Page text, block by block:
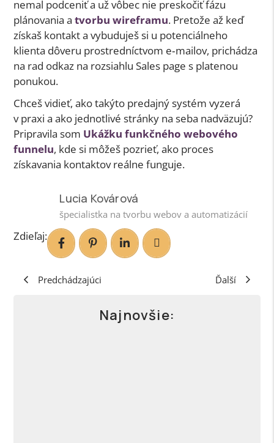
nemal podceniť a už vôbec nie preskočiť fázu
plánovania atvorbu wireframu. Pretože až keď
získaš kontakt a vybuduješ si u potenciálneho
klienta dôveru prostredníctvom e‑mailov, prichádza
na rad odkaz na rozsiahlu Sales page s platenou
ponukou.
Chceš vidieť, ako takýto predajný systém vyzerá
v praxi a ako jednotlivé stránky na seba nadväzujú?
Pripravila som Ukážku funkčného webového
funnelu, kde si môžeš pozrieť, ako proces
získavania kontaktov reálne funguje.
Lucia Kovárová
špecialistka na tvorbu webov a automatizácií
Zdieľaj:
Predchádzajúci Ďalší
Najnovšie: